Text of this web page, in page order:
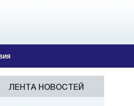
ЛЕНТА НОВОСТЕЙ